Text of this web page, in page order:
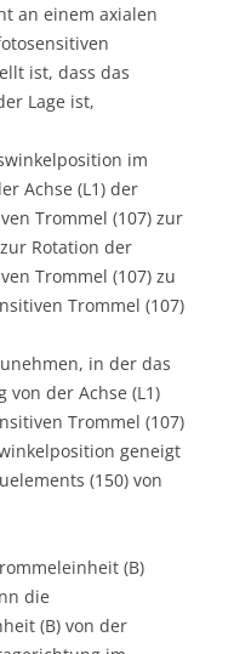
an einem axialen
ist, dass das
Lage ist,
im
Achse (L1) der
Trommel (107) zur
Rotation der
Trommel (107) zu
Trommel (107)
in der das
von der Achse (L1)
Trommel (107)
geneigt
(150) von
(B)
die
(B) von der